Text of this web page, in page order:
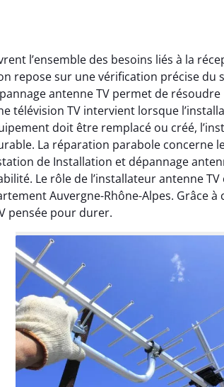
l’ensemble des besoins liés à la
repose sur une vérification précise du
antenne TV permet de résoudre
télévision TV intervient lorsque
doit être remplacé ou créé,
La réparation parabole concerne
de Installation et dépannage
Le rôle de l’installateur antenne TV
Auvergne-Rhône-Alpes. Grâce à
pensée pour durer.